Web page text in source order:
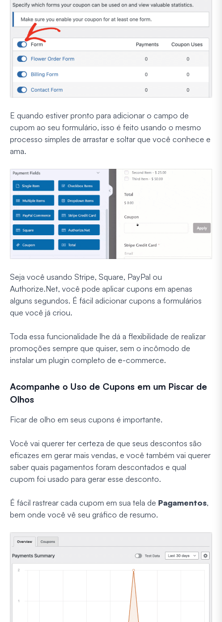
E quando estiver pronto para adicionar o campo de
cupom ao seu formulário, isso é feito usando o mesmo
processo simples de arrastar e soltar que você conhece e
ama.
Seja você usando Stripe, Square, PayPal ou
Authorize.Net, você pode aplicar cupons em apenas
alguns segundos. É fácil adicionar cupons a formulários
que você já criou.
Toda essa funcionalidade lhe dá a flexibilidade de realizar
promoções sempre que quiser, sem o incômodo de
instalar um plugin completo de e-commerce.
Acompanhe o Uso de Cupons em um Piscar de
Olhos
Ficar de olho em seus cupons é importante.
Você vai querer ter certeza de que seus descontos são
eficazes em gerar mais vendas, e você também vai querer
saber quais pagamentos foram descontados e qual
cupom foi usado para gerar esse desconto.
É fácil rastrear cada cupom em sua tela de Pagamentos,
bem onde você vê seu gráfico de resumo.